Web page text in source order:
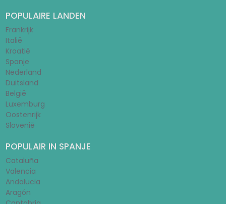
POPULAIRE LANDEN
Frankrijk
Italië
Kroatië
Spanje
Nederland
Duitsland
België
Luxemburg
Oostenrijk
Slovenië
POPULAIR IN SPANJE
Cataluña
Valencia
Andalucia
Aragón